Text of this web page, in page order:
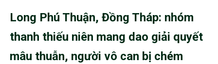
Long Phú Thuận, Đồng Tháp: nhóm
thanh thiếu niên mang dao giải quyết
mâu thuẫn, người vô can bị chém